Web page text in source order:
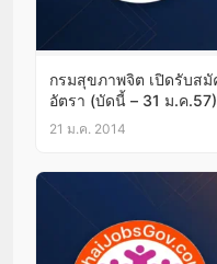
กรมสุขภาพจิต เปิดรับส
อัตรา (บัดนี้ – 31 ม.ค.57)
21 ม.ค. 2014